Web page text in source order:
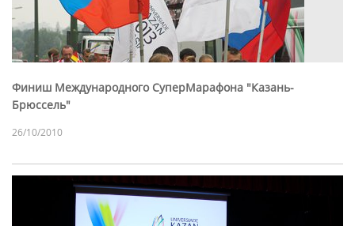
Финиш Международного СуперМарафона "Казань-
Брюссель"
26/10/2010